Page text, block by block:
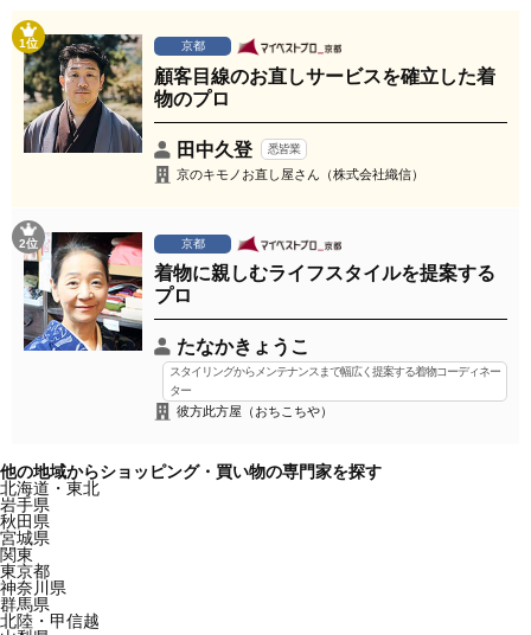
1位 京都
顧客目線のお直しサービスを確立した着
物のプロ
田中久登 悉皆業
京のキモノお直し屋さん（株式会社織信）
2位 京都
着物に親しむライフスタイルを提案する
プロ
たなかきょうこ
スタイリングからメンテナンスまで幅広く提案する着物コーディネー
ター
彼方此方屋（おちこちや）
他の地域からショッピング・買い物の専門家を探す
北海道・東北
岩手県
秋田県
宮城県
関東
東京都
神奈川県
群馬県
北陸・甲信越